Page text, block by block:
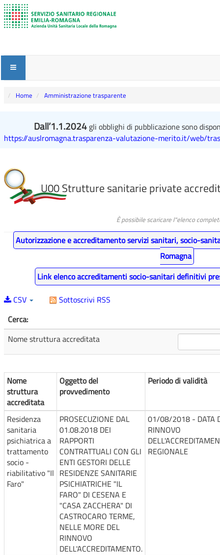
Home Amministrazione trasparente
Dall’1.1.2024 gli obblighi di pubblicazione sono
https://auslromagna.trasparenza-valutazione-merito.it/web/
U00 Strutture sanitarie private
È possibile scaricare l"elenco
Autorizzazione e accreditamento servizi sanitari, socio-
Romagna
Link elenco accreditamenti socio-sanitari definitivi
CSV
Sottoscrivi RSS
Cerca:
Nome struttura accreditata
Nome
struttura
accreditata
Oggetto del
provvedimento
Periodo di validità
Residenza
sanitaria
psichiatrica a
trattamento
socio -
riabilitativo "Il
Faro"
PROSECUZIONE DAL
01.08.2018 DEI
RAPPORTI
CONTRATTUALI CON GLI
ENTI GESTORI DELLE
RESIDENZE SANITARIE
PSICHIATRICHE "IL
FARO" DI CESENA E
"CASA ZACCHERA" DI
CASTROCARO TERME,
NELLE MORE DEL
RINNOVO
DELL'ACCREDITAMENTO.
01/08/2018 - DATA
RINNOVO
REGIONALE